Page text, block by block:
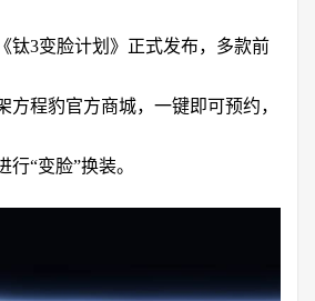
钛3变脸计划》正式发布，多款前
方程豹官方商城，一键即可预约，
“变脸”换装。